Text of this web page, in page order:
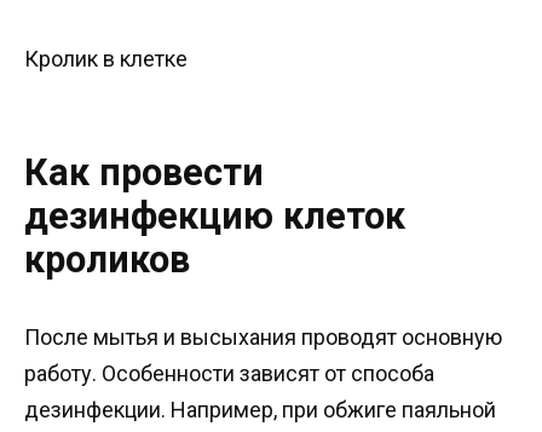
Кролик в клетке
Как провести
дезинфекцию клеток
кроликов
После мытья и высыхания проводят основную
работу. Особенности зависят от способа
дезинфекции. Например, при обжиге паяльной